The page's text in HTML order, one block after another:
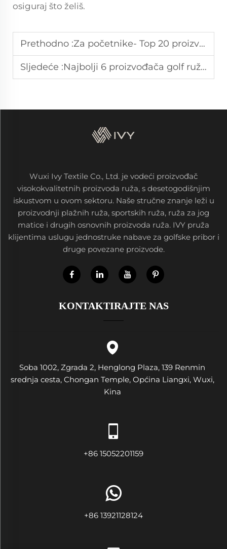
osiguraj što želiš.
Prethodno :Za početnike- Top 20 proizvođača ručnika za golf kočije u Brazilu
Sljedeće :Najbolji 6 proizvođača golf ružnika u Švedskoj
Wuxi Ivy Textile Co., Ltd. je vodeći proizvođač
visokokvalitetnih proizvoda ruža, s desetogodišnjim
iskustvom u ovom sektoru. Naše stručne znanje leži u
proizvodnji plažnih ruža, sportskih ruža, ruža za jog
matice i drugih osnovnih proizvoda ruža. IVY pruža
klijentima uslugu jednostruke nabave za golfske pribor i
druge povezane proizvode.
KONTAKTIRAJTE NAS
Soba 1002, Zgrada 2, Henglong Plaza, 139 Renmin
srednja cesta, Chongan Temple, Općina Liangxi, Wuxi,
Kina
+86 15052201159
+86 13921128124